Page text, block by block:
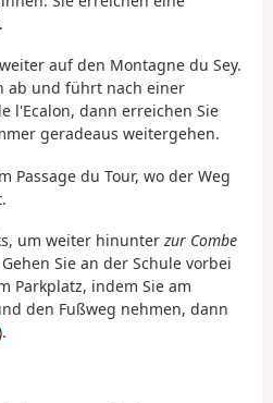
auf den Montagne du Sey.
ab und führt nach einer
l'Ecalon, dann erreichen Sie
geradeaus weitergehen.
Passage du Tour, wo der Weg
um weiter hinunter zur Combe
Sie an der Schule vorbei
Parkplatz, indem Sie am
den Fußweg nehmen, dann